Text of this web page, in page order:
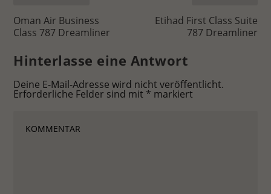
Oman Air Business
Class 787 Dreamliner
Etihad First Class Suite
787 Dreamliner
Hinterlasse eine Antwort
Deine E-Mail-Adresse wird nicht veröffentlicht.
Erforderliche Felder sind mit * markiert